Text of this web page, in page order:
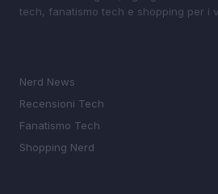
tech, fanatismo tech e shopping per i
Nerd News
Recensioni Tech
Fanatismo Tech
Shopping Nerd